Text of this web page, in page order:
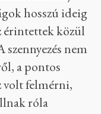
1957.
tartalmazó
ami nagy